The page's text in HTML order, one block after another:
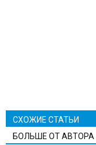
СХОЖИЕ СТАТЬИ
БОЛЬШЕ ОТ АВТОРА